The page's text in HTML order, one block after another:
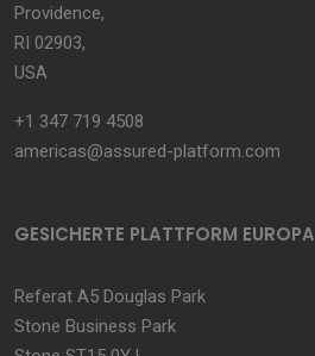
Providence,
RI 02903,
USA
+1 347 719 4508
americas@assured-platform.com
GESICHERTE PLATTFORM EUROPA
Referat A5 Douglas Park
Stone Business Park